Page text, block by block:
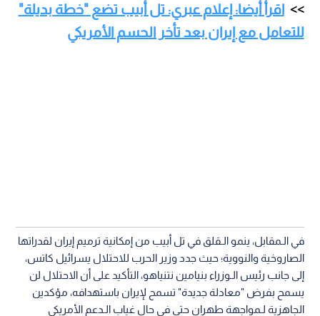
اقرأ أيضا: إعلام عبري: تل أبيب تضع "خطة بديلة"
للتعامل مع إيران بعد تأخر الحسم الأمريكي
في الـمقابل، ينمو الـقلق في تل أبيب من إمكانية ترميم إيران لقدراتها
الصاروخية والنووية؛ حيث جدد وزير الحرب للاحتلال يسرائيل كاتس،
إلى جانب رئيس الـوزراء بنيامين نتنياهو، التأكيد على أن الاحتلال لن
يسمح بفرض "معادلة جديدة" تسمح لإيران باستهدافه، مؤكدين
الجاهزية لـمواجهة طهران حتى في حال غياب الـدعم الأمريكي